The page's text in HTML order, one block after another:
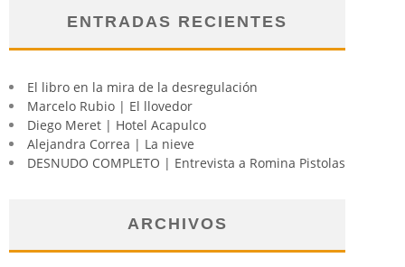
ENTRADAS RECIENTES
El libro en la mira de la desregulación
Marcelo Rubio | El llovedor
Diego Meret | Hotel Acapulco
Alejandra Correa | La nieve
DESNUDO COMPLETO | Entrevista a Romina Pistolas
ARCHIVOS